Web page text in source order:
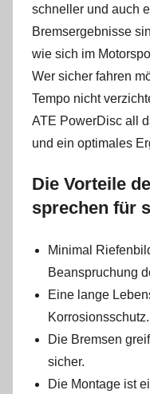
schneller und auch
Bremsergebnisse
wie sich im
Wer sicher fahren
Tempo nicht
ATE PowerDisc all
und ein optimales
Die Vorteile
sprechen für
Minimal
Beanspruchung
Eine lange
Korrosionsschutz.
Die Bremsen
sicher.
Die Montage ist